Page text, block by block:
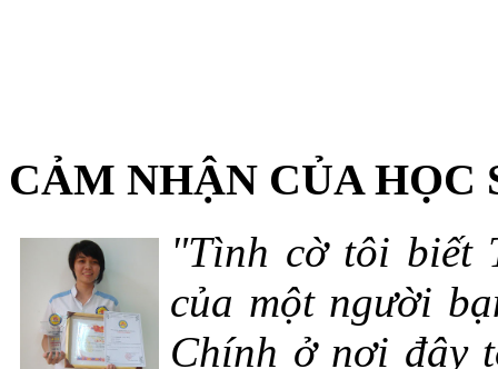
CẢM NHẬN CỦA HỌC
"Tình cờ tôi biết
của một người
Chính ở nơi đây